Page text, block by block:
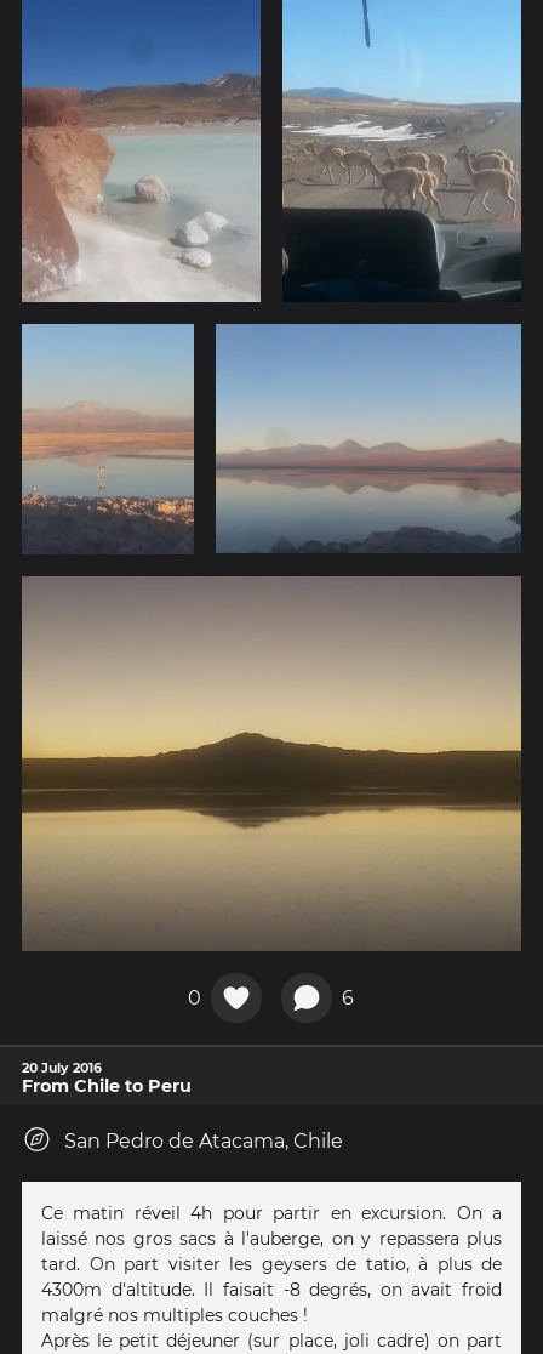
0 6
20 July 2016
From Chile to Peru
San Pedro de Atacama, Chile
Ce matin réveil 4h pour partir en excursion. On a
laissé nos gros sacs à l'auberge, on y repassera plus
tard. On part visiter les geysers de tatio, à plus de
4300m d'altitude. Il faisait -8 degrés, on avait froid
malgré nos multiples couches !
Après le petit déjeuner (sur place, joli cadre) on part